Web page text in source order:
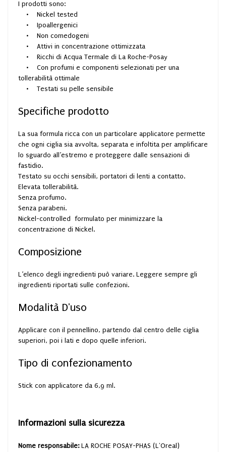
I prodotti sono:
• Nickel tested
• Ipoallergenici
• Non comedogeni
• Attivi in concentrazione ottimizzata
• Ricchi di Acqua Termale di La Roche-Posay
• Con profumi e componenti selezionati per una
tollerabilità ottimale
• Testati su pelle sensibile
Specifiche prodotto
La sua formula ricca con un particolare applicatore permette
che ogni ciglia sia avvolta, separata e infoltita per amplificare
lo sguardo all’estremo e proteggere dalle sensazioni di
fastidio.
Testato su occhi sensibili, portatori di lenti a contatto.
Elevata tollerabilità.
Senza profumo.
Senza parabeni.
Nickel-controlled formulato per minimizzare la
concentrazione di Nickel.
Composizione
L’elenco degli ingredienti può variare. Leggere sempre gli
ingredienti riportati sulle confezioni.
Modalità D'uso
Applicare con il pennellino, partendo dal centro delle ciglia
superiori, poi i lati e dopo quelle inferiori.
Tipo di confezionamento
Stick con applicatore da 6,9 ml.
Informazioni sulla sicurezza
Nome responsabile: LA ROCHE POSAY-PHAS (L'Oreal)